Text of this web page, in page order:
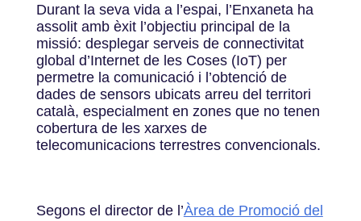
Durant la seva vida a l’espai, l’Enxaneta ha
assolit amb èxit l’objectiu principal de la
missió: desplegar serveis de connectivitat
global d’Internet de les Coses (IoT) per
permetre la comunicació i l’obtenció de
dades de sensors ubicats arreu del territori
català, especialment en zones que no tenen
cobertura de les xarxes de
telecomunicacions terrestres convencionals.
Segons el director de l’Àrea de Promoció del